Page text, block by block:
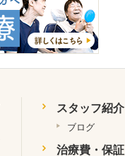
スタッフ紹介
ブログ
治療費・保証